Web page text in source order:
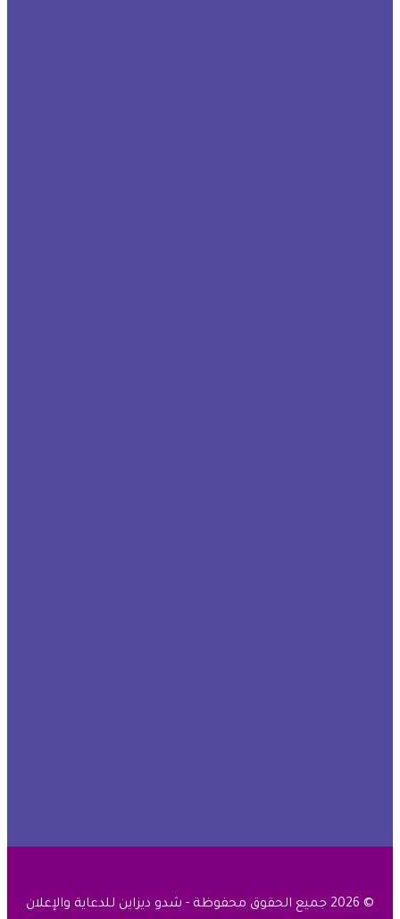
© 2026 جميع الحقوق محفوظة - شدو ديزاين للدعاية والإعلان